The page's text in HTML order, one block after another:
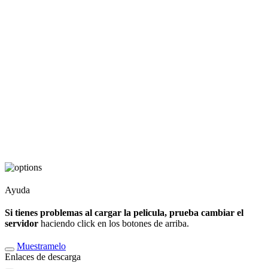
Ayuda
Si tienes problemas al cargar la pelicula, prueba cambiar el
servidor haciendo click en los botones de arriba.
Muestramelo
Enlaces de descarga